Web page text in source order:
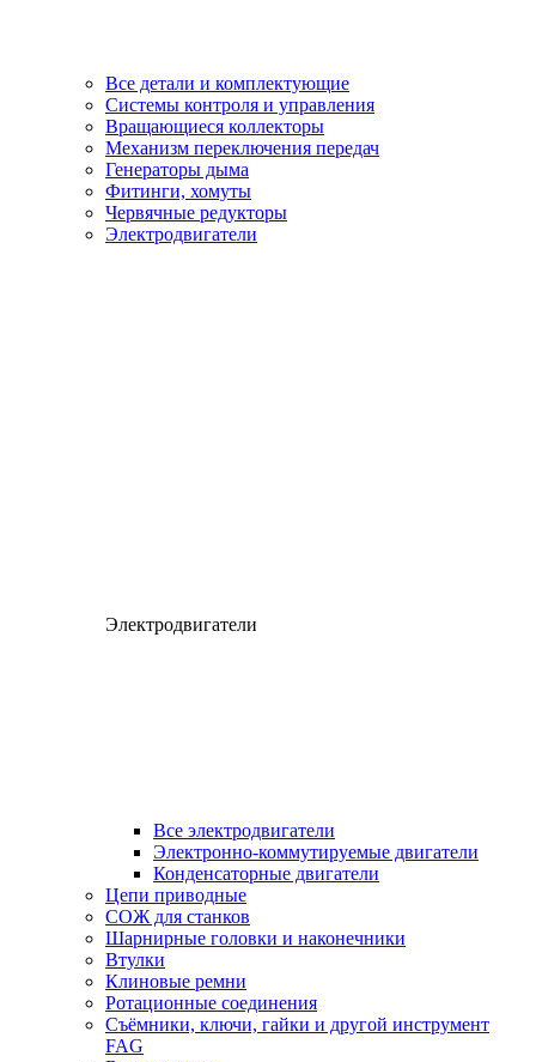
Все детали и комплектующие
Системы контроля и управления
Вращающиеся коллекторы
Механизм переключения передач
Генераторы дыма
Фитинги, хомуты
Червячные редукторы
Электродвигатели
Электродвигатели
Все электродвигатели
Электронно-коммутируемые двигатели
Конденсаторные двигатели
Цепи приводные
СОЖ для станков
Шарнирные головки и наконечники
Втулки
Клиновые ремни
Ротационные соединения
Съёмники, ключи, гайки и другой инструмент
FAG